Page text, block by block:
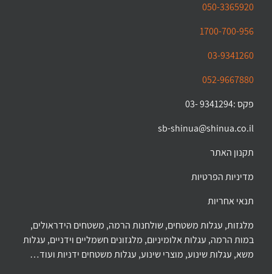
050-3365920
1700-700-956
03-9341260
052-9667880
פקס :9341294 -03
sb-shinua@shinua.co.il
תקנון האתר
מדיניות הפרטיות
תנאי אחריות
מלגזות, עגלות משטחים, שולחנות הרמה, משטחים הידראולים,
במות הרמה, עגלות אלומיניום, מלגזונים חשמליים וידניים, עגלות
משא, עגלות שינוע, מוצרי שינוע, עגלות משטחים ידניות ועוד…